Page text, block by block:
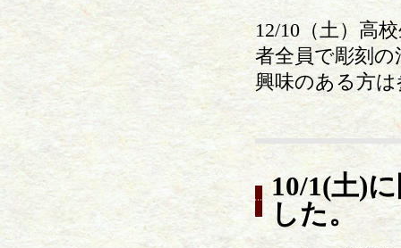
12/10（土）高
者全員で彫刻
興味のある方
10/1(土)
した。